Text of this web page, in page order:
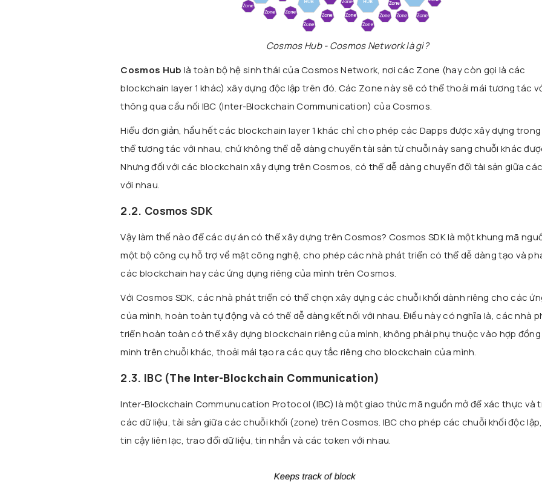
Cosmos Hub - Cosmos Network là gì?
Cosmos Hub là toàn bộ hệ sinh thái của Cosmos Network, nơi các Zone (hay còn gọi là các
blockchain layer 1 khác) xây dựng độc lập trên đó. Các Zone này sẽ có thể thoải mái tương tác
thông qua cầu nối IBC (Inter-Blockchain Communication) của Cosmos.
Hiểu đơn giản, hầu hết các blockchain layer 1 khác chỉ cho phép các Dapps được xây dựng
thể tương tác với nhau, chứ không thể dễ dàng chuyển tài sản từ chuỗi này sang chuỗi khác
Nhưng đối với các blockchain xây dựng trên Cosmos, có thể dễ dàng chuyển đổi tài sản giữa
với nhau.
2.2. Cosmos SDK
Vậy làm thế nào để các dự án có thể xây dựng trên Cosmos? Cosmos SDK là một khung mã
một bộ công cụ hỗ trợ về mặt công nghệ, cho phép các nhà phát triển có thể dễ dàng tạo và
các blockchain hay các ứng dụng riêng của mình trên Cosmos.
Với Cosmos SDK, các nhà phát triển có thể chọn xây dựng các chuỗi khối dành riêng cho các
của mình, hoàn toàn tự động và có thể dễ dàng kết nối với nhau. Điều này có nghĩa là, các nhà
triển hoàn toàn có thể xây dựng blockchain riêng của mình, không phải phụ thuộc vào hợp
minh trên chuỗi khác, thoải mái tạo ra các quy tắc riêng cho blockchain của mình.
2.3. IBC (The Inter-Blockchain Communication)
Inter-Blockchain Communucation Protocol (IBC) là một giao thức mã nguồn mở để xác thực và
các dữ liệu, tài sản giữa các chuỗi khối (zone) trên Cosmos. IBC cho phép các chuỗi khối độc
tin cậy liên lạc, trao đổi dữ liệu, tin nhắn và các token với nhau.